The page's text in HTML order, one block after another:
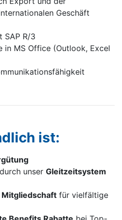
Geschäft
SAP R/3
in MS Office (Outlook, Excel
ist:
unser Gleitzeitsystem
Mitgliedschaft für vielfältige